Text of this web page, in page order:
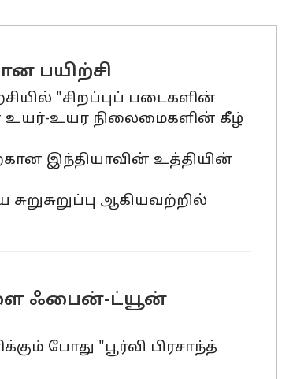
பயிற்சி
"சிறப்புப் படைகளின்
உயர்-உயர நிலைமைகளின் கீழ்
இந்தியாவின் உத்தியின்
ஆகியவற்றில்
ஃபைன்-ட்யூன்
போது "பூர்வி பிரசாந்த்